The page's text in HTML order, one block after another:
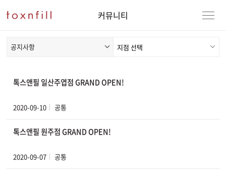
커뮤니티
공지사항
톡스앤필 일산주엽점 GRAND OPEN!
2020-09-10 공통
톡스앤필 원주점 GRAND OPEN!
2020-09-07 공통